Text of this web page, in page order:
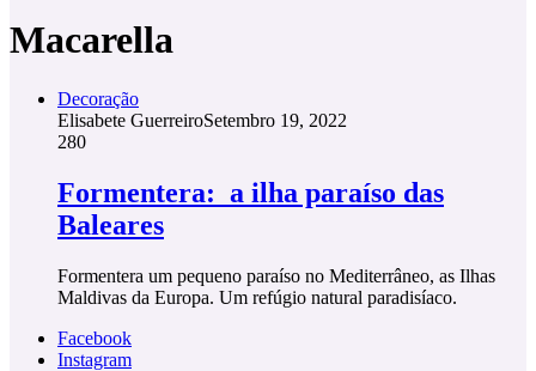
Macarella
Decoração
Elisabete GuerreiroSetembro 19, 2022
280
Formentera: a ilha paraíso das
Baleares
Formentera um pequeno paraíso no Mediterrâneo, as Ilhas
Maldivas da Europa. Um refúgio natural paradisíaco.
Facebook
Instagram